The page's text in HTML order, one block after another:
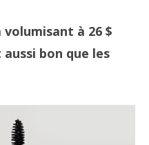
volumisant à 26 $
bon que les